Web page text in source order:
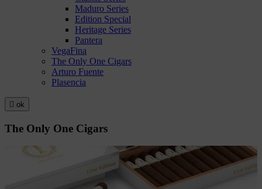
Maduro Series
Edition Special
Heritage Series
Pantera
VegaFina
The Only One Cigars
Arturo Fuente
Plasencia
 ok
The Only One Cigars